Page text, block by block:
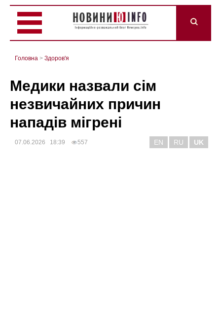
Головна > Здоров'я
Медики назвали сім
незвичайних причин
нападів мігрені
07.06.2026 18:39 557 EN RU UK